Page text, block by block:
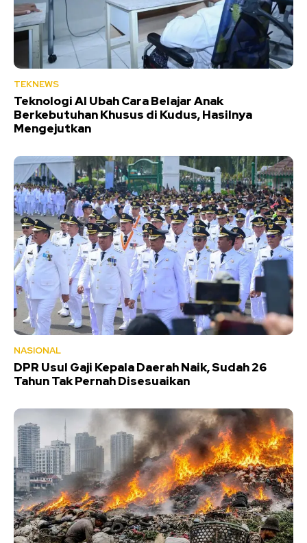
TEKNEWS
Teknologi AI Ubah Cara Belajar Anak
Berkebutuhan Khusus di Kudus, Hasilnya
Mengejutkan
NASIONAL
DPR Usul Gaji Kepala Daerah Naik, Sudah 26
Tahun Tak Pernah Disesuaikan